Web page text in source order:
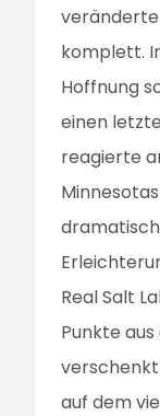
veränderte
komplett.
Hoffnung
einen
reagierte
Real Salt
Punkte
auf dem